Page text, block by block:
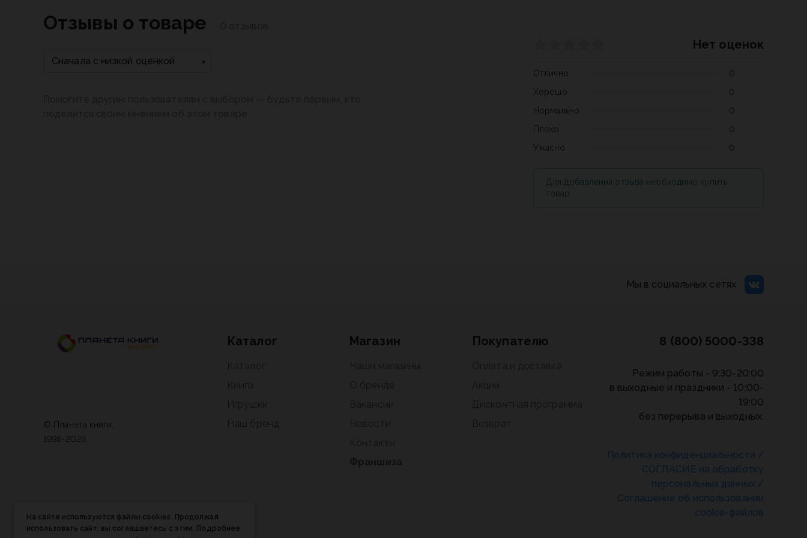
Отзывы о товаре
Сначала с низкой оценкой
Нет оценок
Отлично
0
Хорошо
0
Нормально
0
Плохо
0
Ужасно
0
Для добавления отзыва необходимо купить
товар
Мы в социальных сетях
© Планета книги,
1998-2026
Каталог Магазин Покупателю 8 (800) 5000-338
Режим работы - 9:30-20:00
в выходные и праздники - 10:00-
19:00
без перерыва и выходных.
Политика конфиденциальности /
СОГЛАСИЕ на обработку
персональных данных /
Соглашение об использовании
cookie-файлов
На сайте используются файлы cookies. Продолжая
использовать сайт, вы соглашаетесь с этим. Подробнее